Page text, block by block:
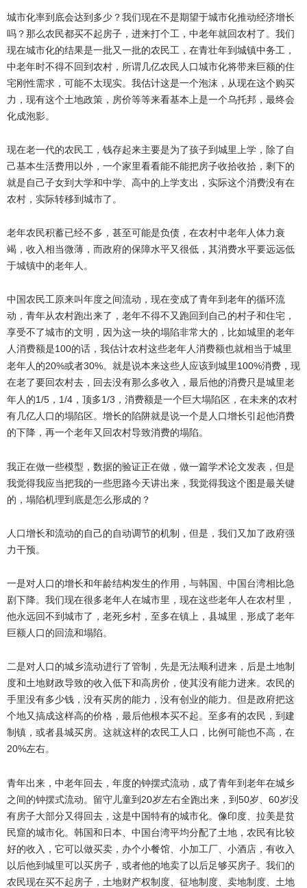
城市化率到底会达到多少？我们现在不是期望于城市化推动经济增长
吗？那么农民都买不起房子，进来打个工，中老年就回农村了。我们
现在城市化的结果是一批又一批的农民工，在青壮年到城镇中务工，
中老年时不得不回到农村，所谓几亿农民人口城市化将带来巨额的住
宅刚性需求，可能不太现实。我估计这是一个泡沫，从现在这个购买
力，现有这个土地政策，房价等等来看基本上是一个乌托邦，最终会
化成泡影。
现在老一代的农民工，钱存起来主要是为了孩子到城里上学，除了自
己基本生活费用以外，一个家里看看能不能把房子收拾收拾，剩下的
就是自己子女到大学和中学、高中的上学支出，实际这个消费没有在
农村，实际转移到城市了。
老年农民积蓄已经不多，甚至可能是负债，在农村中老年人体力衰
竭，收入相当微薄，而政府的保障水平又很低，其消费水平要远远低
于城镇中的老年人。
中国农民工原来叫年度之间流动，现在变成了青年到老年的循环流
动，青年从农村跑出来了，老年不得不又跑回到自己的村子和住宅，
享受不了城市的文明，因为这一块的塌陷非常大的，比如城里的老年
人消费额是100的话，我估计农村这些老年人消费额也就相当于城里
老年人的20%或者30%。就是说本来这些人应该到城里 100%消费，现
在老了要回农村去，回去没有那么多收入，最后他的消费只是城里老
年人的1/5， 1/4，顶多1/3 ，消费额是一个巨大塌陷区，在未来的农村
有几亿人口的塌陷区。增长的陷阱就是说一个是人口增长引起他消费
的下降，再一个老年又回农村导致消费的塌陷。
我正在做一些模型，数据的验证正在做，做一篇学术论文发表，但是
我觉得我应当把我的一些思路今天讲出来，我觉得我这个图是最关键
的，塌陷机理到底是怎么形成的？
人口增长和流动的自己的自动调节的机制，但是，我们又加了政府强
力干预。
一是对人口的增长和年龄结构发生的作用，与韩国、中国台湾相比急
剧下降。我们现在很多老年人在城市里，现在这些老年人在农村里，
他永远回不到城市了，老死乡村，至多在镇上，县城里，形成了老年
巨额人口的回流和塌陷。
二是对人口的城乡流动进行了管制，先是无法顺利进来，后是土地制
度和土地财政导致的收入低下和高房价，使其没有能力进来。农民的
手里没有多少钱，没有买房的能力，没有创业的能力。但是政府把这
个地又搞成这样高的价格，最后他根本买不起。至多有的农民，到建
制镇，或者县城买房。这就这样的农民工人口，比例可能也不高，在
20%左右。
青年出来，中老年回去，年度的钟摆式流动，成了青年到老年在城乡
之间的钟摆式流动。留守儿童到 20岁左右全跑出来，到 50岁、 60岁没
有房子大部分又得回去，这是中国特有的城市化。像印度、拉美是贫
民窟的城市化。韩国和日本、中国台湾平均分配了土地，农民有比较
好的收入，它可以做买卖，办个小餐馆、小加工厂、小酒店，有收入
以后他到城里可以买房子，或者他的地卖了以后足够买房子。我们的
农民现在买不起房子，土地财产权制度、征地制度、卖地制度、土地